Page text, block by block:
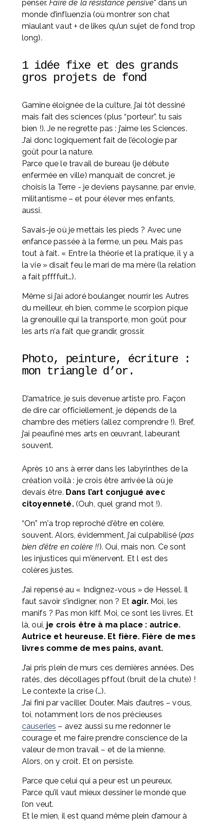
penser. Faire de la résistance pensive* dans un
monde d’influenzia (où montrer son chat
miaulant vaut + de likes qu’un sujet de fond trop
long).
1 idée fixe et des grands
gros projets de fond
Gamine éloignée de la culture, j’ai tôt dessiné
mais fait des sciences (plus “porteur”, tu sais
bien !). Je ne regrette pas : j’aime les Sciences.
J’ai donc logiquement fait de l’écologie par
goût pour la nature.
Parce que le travail de bureau (je débute
enfermée en ville) manquait de concret, je
choisis la Terre - je deviens paysanne, par envie,
militantisme – et pour élever mes enfants,
aussi.
Savais-je où je mettais les pieds ? Avec une
enfance passée à la ferme, un peu. Mais pas
tout à fait. « Entre la théorie et la pratique, il y a
la vie » disait feu le mari de ma mère (la relation
a fait pffffuit…).
Même si j’ai adoré boulanger, nourrir les Autres
du meilleur, eh bien, comme le scorpion pique
la grenouille qui la transporte, mon goût pour
les arts n’a fait que grandir, grossir.
Photo, peinture, écriture :
mon triangle d’or.
D’amatrice, je suis devenue artiste pro. Façon
de dire car officiellement, je dépends de la
chambre des métiers (allez comprendre !). Bref,
j’ai peaufiné mes arts en œuvrant, labeurant
souvent.
Après 10 ans à errer dans les labyrinthes de la
création voilà : je crois être arrivée là où je
devais être. Dans l’art conjugué avec
citoyenneté. (Ouh, quel grand mot !).
“On” m'a trop reproché d’être en colère,
souvent. Alors, évidemment, j’ai culpabilisé (pas
bien d’être en colère !!). Oui, mais non. Ce sont
les injustices qui m'énervent. Et l est des
colères justes.
J’ai repensé au « Indignez-vous » de Hessel. Il
faut savoir s’indigner, non ? Et agir. Moi, les
manifs ? Pas mon kiff. Moi, ce sont les livres. Et
là, oui, je crois être à ma place : autrice.
Autrice et heureuse. Et fière. Fière de mes
livres comme de mes pains, avant.
J’ai pris plein de murs ces dernières années. Des
ratés, des décollages pffout (bruit de la chute) !
Le contexte la crise (…).
J’ai fini par vaciller. Douter. Mais d’autres – vous,
causeries – avez aussi su me redonner le
courage et me faire prendre conscience de la
valeur de mon travail – et de la mienne.
Alors, on y croit. Et on persiste.
Parce que celui qui a peur est un peureux.
Parce qu’il vaut mieux dessiner le monde que
l’on veut.
Et le mien, il est quand même plein d’amour à